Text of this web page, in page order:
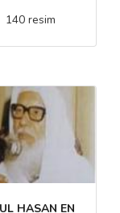
140 resim
HASAN EN